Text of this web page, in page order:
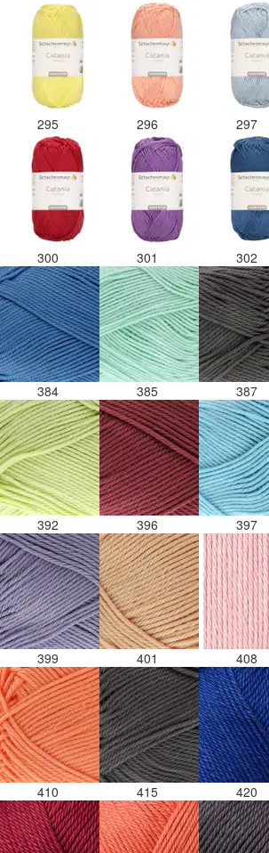
295 296 297
300 301 302
384 385 387
392 396 397
399 401 408
410 415 420